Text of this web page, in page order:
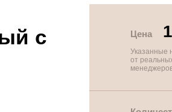
с
Цена
Указанные
от